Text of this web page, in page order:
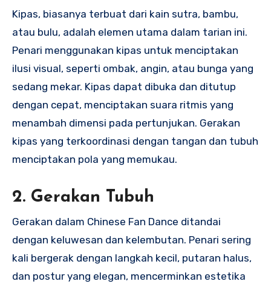
Kipas, biasanya terbuat dari kain sutra, bambu,
atau bulu, adalah elemen utama dalam tarian ini.
Penari menggunakan kipas untuk menciptakan
ilusi visual, seperti ombak, angin, atau bunga yang
sedang mekar. Kipas dapat dibuka dan ditutup
dengan cepat, menciptakan suara ritmis yang
menambah dimensi pada pertunjukan. Gerakan
kipas yang terkoordinasi dengan tangan dan tubuh
menciptakan pola yang memukau.
2. Gerakan Tubuh
Gerakan dalam Chinese Fan Dance ditandai
dengan keluwesan dan kelembutan. Penari sering
kali bergerak dengan langkah kecil, putaran halus,
dan postur yang elegan, mencerminkan estetika